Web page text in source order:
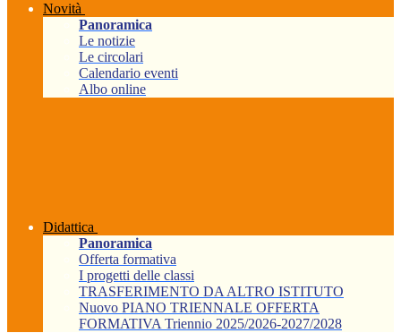
Novità
Panoramica
Le notizie
Le circolari
Calendario eventi
Albo online
Didattica
Panoramica
Offerta formativa
I progetti delle classi
TRASFERIMENTO DA ALTRO ISTITUTO
Nuovo PIANO TRIENNALE OFFERTA
FORMATIVA Triennio 2025/2026-2027/2028